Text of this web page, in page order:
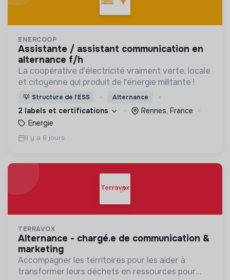
ENERCOOP
assistante / assistant communication en
alternance f/h
La coopérative d'électricité vraiment verte, locale
et citoyenne qui produit de l'énergie militante !
💡 Structure de l’ESS Alternance
2 labels et certifications
Rennes, France
Energie
Il y a 8 jours
TERRAVOX
alternance - chargé.e de communication &
marketing
Accompagner les territoires pour les aider à
transformer leurs déchets en ressources pour